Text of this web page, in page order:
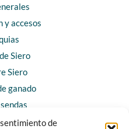
de
y accesos
Siero
Siero
ganado